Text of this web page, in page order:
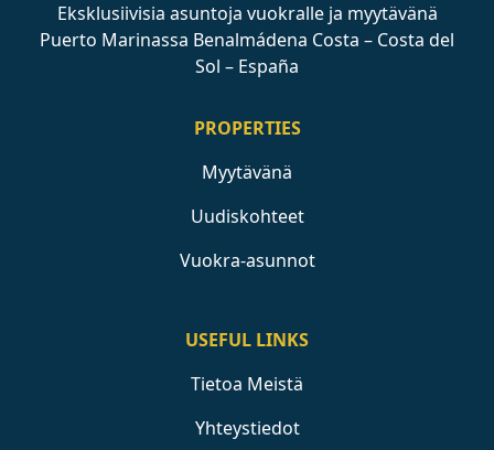
Eksklusiivisia asuntoja vuokralle ja myytävänä
Puerto Marinassa Benalmádena Costa – Costa del
Sol – España
PROPERTIES
Myytävänä
Uudiskohteet
Vuokra-asunnot
USEFUL LINKS
Tietoa Meistä
Yhteystiedot